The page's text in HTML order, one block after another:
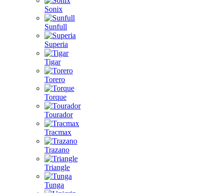
Sonix
Sunfull
Superia
Tigar
Torero
Torque
Tourador
Tracmax
Trazano
Triangle
Tunga